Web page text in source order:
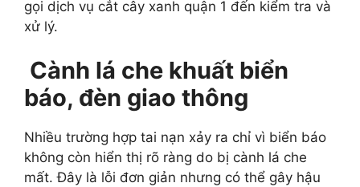
gọi dịch vụ cắt cây xanh quận 1 đến kiểm tra và
xử lý.
Cành lá che khuất biển
báo, đèn giao thông
Nhiều trường hợp tai nạn xảy ra chỉ vì biển báo
không còn hiển thị rõ ràng do bị cành lá che
mất. Đây là lỗi đơn giản nhưng có thể gây hậu